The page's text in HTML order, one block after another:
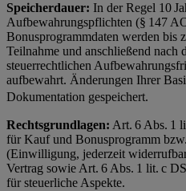
Speicherdauer: In der Regel 10
Aufbewahrungspflichten (§ 147
Bonusprogrammdaten werden bis
Teilnahme und anschließend nach
steuerrechtlichen
aufbewahrt. Änderungen Ihrer
Dokumentation gespeichert.
Rechtsgrundlagen: Art. 6 Abs. 1
für Kauf und Bonusprogramm
(Einwilligung, jederzeit
Vertrag sowie Art. 6 Abs. 1 lit. c
für steuerliche Aspekte.